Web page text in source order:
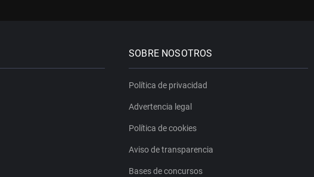
SOBRE NOSOTROS
Política de privacidad
Advertencia legal
Política de cookies
Aviso de transparencia
Bases de concursos